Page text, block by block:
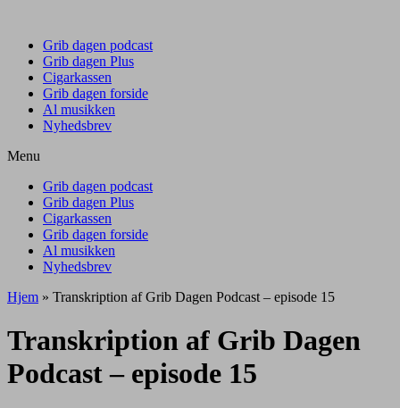
Grib dagen podcast
Grib dagen Plus
Cigarkassen
Grib dagen forside
Al musikken
Nyhedsbrev
Menu
Grib dagen podcast
Grib dagen Plus
Cigarkassen
Grib dagen forside
Al musikken
Nyhedsbrev
Hjem » Transkription af Grib Dagen Podcast – episode 15
Transkription af Grib Dagen
Podcast – episode 15